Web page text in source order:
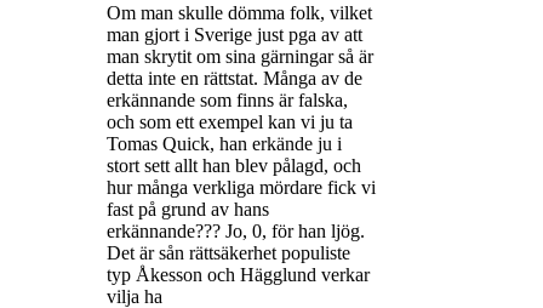
Om man skulle dömma folk, vilket
man gjort i Sverige just pga av att
man skrytit om sina gärningar så är
detta inte en rättstat. Många av de
erkännande som finns är falska,
och som ett exempel kan vi ju ta
Tomas Quick, han erkände ju i
stort sett allt han blev pålagd, och
hur många verkliga mördare fick vi
fast på grund av hans
erkännande??? Jo, 0, för han ljög.
Det är sån rättsäkerhet populiste
typ Åkesson och Hägglund verkar
vilja ha